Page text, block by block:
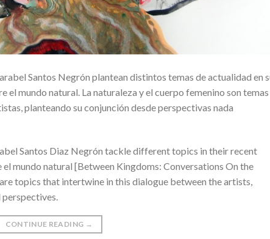
Santos Negrón plantean distintos temas de actualidad en
el mundo natural. La naturaleza y el cuerpo femenino son temas
planteando su conjunción desde perspectivas nada
Santos Diaz Negrón tackle different topics in their recent
mundo natural [Between Kingdoms: Conversations On the
topics that intertwine in this dialogue between the artists,
CONTINUE READING →